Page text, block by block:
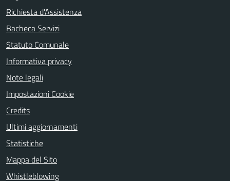
Richiesta d'Assistenza
Bacheca Servizi
Statuto Comunale
Informativa privacy
Note legali
Impostazioni Cookie
Credits
Ultimi aggiornamenti
Statistiche
Mappa del Sito
Whistleblowing